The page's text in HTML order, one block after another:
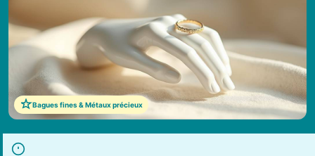
Bagues fines & Métaux précieux